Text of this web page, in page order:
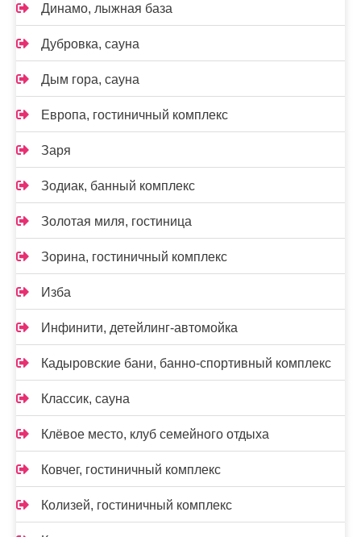
Динамо, лыжная база
Дубровка, сауна
Дым гора, сауна
Европа, гостиничный комплекс
Заря
Зодиак, банный комплекс
Золотая миля, гостиница
Зорина, гостиничный комплекс
Изба
Инфинити, детейлинг-автомойка
Кадыровские бани, банно-спортивный комплекс
Классик, сауна
Клёвое место, клуб семейного отдыха
Ковчег, гостиничный комплекс
Колизей, гостиничный комплекс